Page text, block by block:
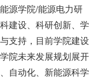
源学院/能源电力研
建设、科研创新、学
支持，目前学院建设
院未来发展规划展开
自动化、新能源科学